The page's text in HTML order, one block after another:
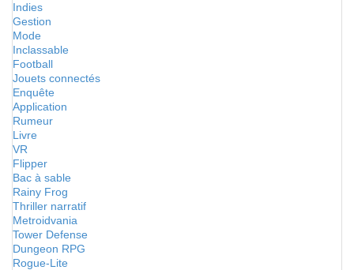
Indies
Gestion
Mode
Inclassable
Football
Jouets connectés
Enquête
Application
Rumeur
Livre
VR
Flipper
Bac à sable
Rainy Frog
Thriller narratif
Metroidvania
Tower Defense
Dungeon RPG
Rogue-Lite